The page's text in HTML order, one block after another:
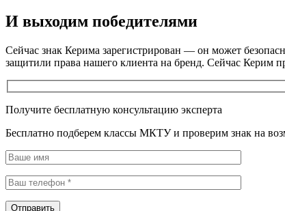
И выходим победителями
Сейчас знак Керима зарегистрирован — он может
защитили права нашего клиента на бренд. Сейчас Керим
Получите бесплатную консультацию эксперта
Бесплатно подберем классы МКТУ и проверим знак на